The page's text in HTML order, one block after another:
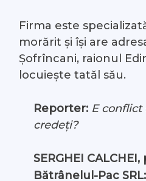
Firma este
morărit și își are
Șofrîncani, raionul
locuiește tatăl său.
Reporter: E conflict
credeți?
SERGHEI
Bătrânelul-Pac SRL: